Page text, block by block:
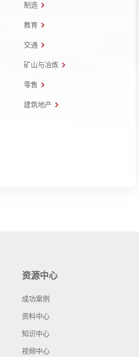
制造
教育
交通
矿山与冶炼
零售
建筑地产
资源中心
成功案例
资料中心
知识中心
视频中心